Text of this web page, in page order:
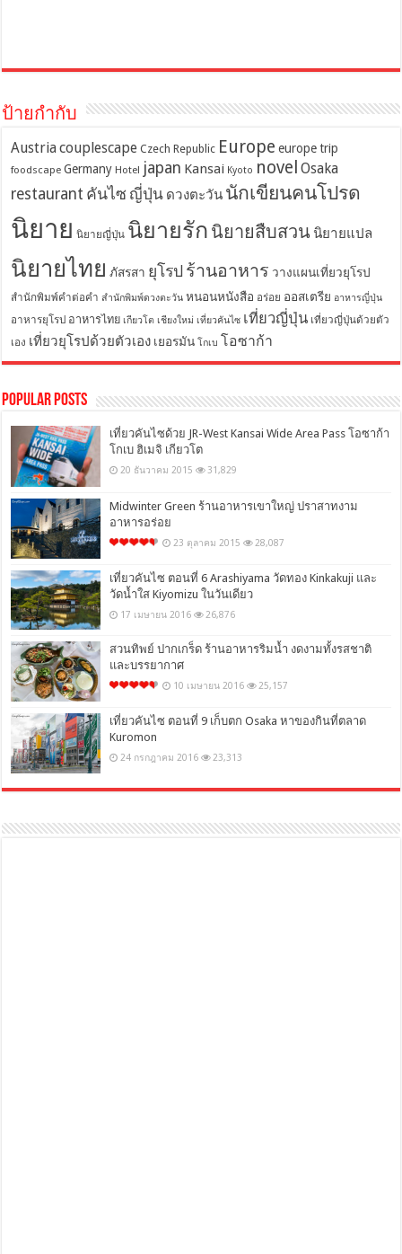
ป้ายกำกับ
Austriacouplescape Czech Republic Europe europe trip
foodscape Germany Hotel japan Kansai Kyoto novel Osaka
restaurant คันไซ ญี่ปุ่น ดวงตะวัน นักเขียนคนโปรด
นิยาย นิยายญี่ปุ่น นิยายรัก นิยายสืบสวน นิยายแปล
นิยายไทย ภัสรสา ยุโรป ร้านอาหาร วางแผนเที่ยวยุโรป
สำนักพิมพ์คำต่อคำ สำนักพิมพ์ดวงตะวัน หนอนหนังสือ อร่อย ออสเตรีย อาหารญี่ปุ่น
อาหารยุโรป อาหารไทย เกียวโต เชียงใหม่ เที่ยวคันไซ เที่ยวญี่ปุ่น เที่ยวญี่ปุ่นด้วยตัว
เอง เที่ยวยุโรปด้วยตัวเอง เยอรมัน โกเบ โอซาก้า
Popular Posts
เที่ยวคันไซด้วย JR-West Kansai Wide Area Pass โอซาก้า
โกเบ ฮิเมจิ เกียวโต
20 ธันวาคม 2015 31,829
Midwinter Green ร้านอาหารเขาใหญ่ ปราสาทงาม
อาหารอร่อย
23 ตุลาคม 2015 28,087
เที่ยวคันไซ ตอนที่ 6 Arashiyama วัดทอง Kinkakuji และ
วัดน้ำใส Kiyomizu ในวันเดียว
17 เมษายน 2016 26,876
สวนทิพย์ ปากเกร็ด ร้านอาหารริมน้ำ งดงามทั้งรสชาติ
และบรรยากาศ
10 เมษายน 2016 25,157
เที่ยวคันไซ ตอนที่ 9 เก็บตก Osaka หาของกินที่ตลาด
Kuromon
24 กรกฎาคม 2016 23,313